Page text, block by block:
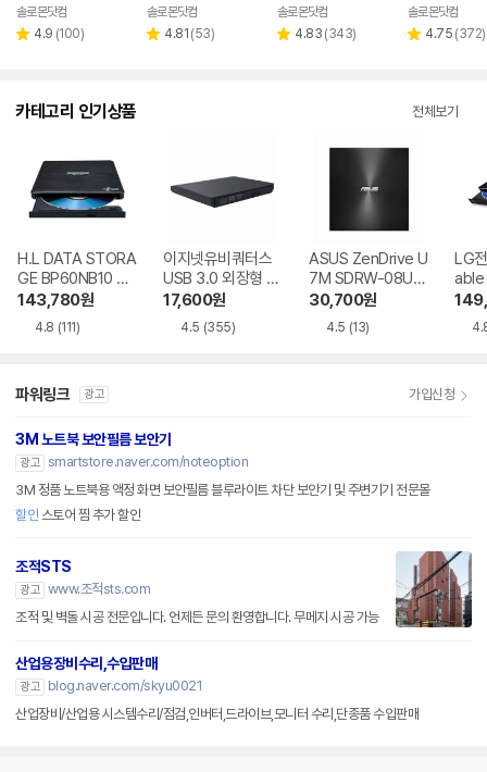
페이
솔로몬닷컴
별 4.9 리
(100)
페이
솔로몬닷컴
별 4.81 리
(53)
페이
솔로몬닷컴
별 4.83 리
(343)
솔로몬닷컴
별 4.75 리
(372)
카테고리 인기상품 전체보기
H.L DATA STORA
GE BP60NB10 블
루레이 외장ODD
143,780원
4.8 (111)
이지넷유비쿼터스
USB 3.0 외장형 D
VD-RW NEXT-20
0DVD-RW
17,600원
4.5 (355)
ASUS ZenDrive U
7M SDRW-08U7
M-U-B
30,700원
4.5 (13)
LG
able
파워링크 광고 가입신청
3M 노트북 보안필름 보안기
광고 smartstore.naver.com/noteoption
3M 정품 노트북용 액정 화면 보안필름 블루라이트 차단 보안기 및 주변기기 전문몰
할인 스토어 찜 추가 할인
조적STS
광고 www.조적sts.com
조적 및 벽돌 시공 전문입니다. 언제든 문의 환영합니다. 무메지 시공 가능
산업용장비수리,수입판매
광고
blog.naver.com/skyu0021
산업장비/산업용 시스템수리/점검,인버터,드라이브,모니터 수리,단종품 수입판매